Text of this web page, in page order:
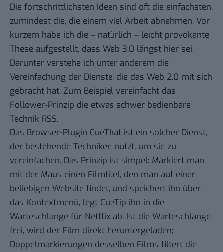
Die fortschrittlichsten Ideen sind oft die einfachsten,
zumindest die, die einem viel Arbeit abnehmen. Vor
kurzem habe ich die – natürlich – leicht provokante
These aufgestellt, dass Web 3.0 längst hier sei.
Darunter verstehe ich unter anderem die
Vereinfachung der Dienste, die das Web 2.0 mit sich
gebracht hat. Zum Beispiel vereinfacht das
Follower-Prinzip die etwas schwer bedienbare
Technik RSS.
Das Browser-Plugin CueThat ist ein solcher Dienst,
der bestehende Techniken nutzt, um sie zu
vereinfachen. Das Prinzip ist simpel: Markiert man
mit der Maus einen Filmtitel, den man auf einer
beliebigen Website findet, und speichert ihn über
das Kontextmenü, legt CueTip ihn in die
Warteschlange für Netflix ab. Ist die Warteschlange
frei, wird der Film direkt heruntergeladen;
Doppelmarkierungen desselben Films filtert die